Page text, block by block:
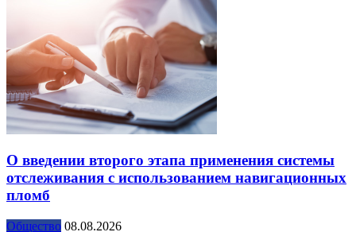
О введении второго этапа применения системы
отслеживания с использованием навигационных
пломб
Общество 08.08.2026